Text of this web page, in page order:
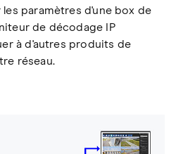
paramètres d'une box de
de décodage IP
à d'autres produits de
réseau.